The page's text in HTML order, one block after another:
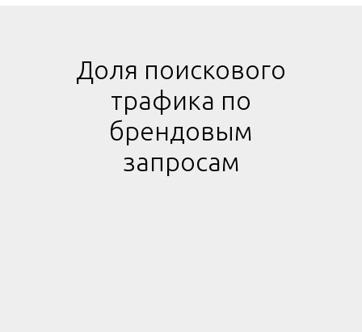
Доля поискового
трафика по
брендовым
запросам